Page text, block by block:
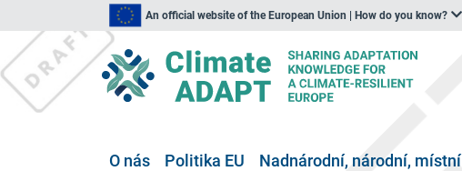
An official website of the European Union | How do you know?
O nás Politika EU Nadnárodní, národní, místní